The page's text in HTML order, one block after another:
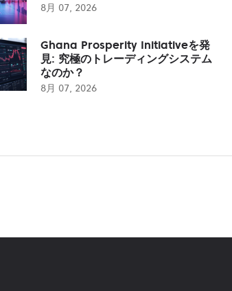
8月 07, 2026
Ghana Prosperity Initiativeを発
見: 究極のトレーディングシステム
なのか？
8月 07, 2026